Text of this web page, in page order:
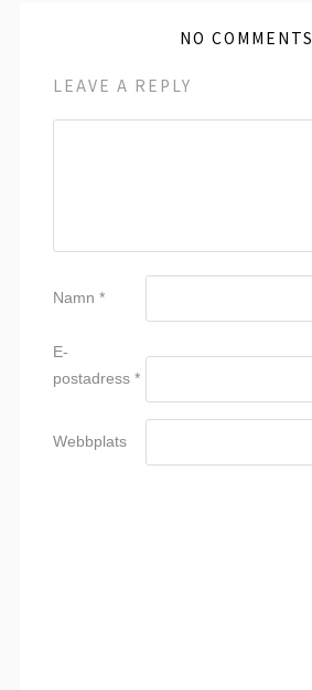
NO COMMENTS
LEAVE A REPLY
Namn *
E-
postadress *
Webbplats